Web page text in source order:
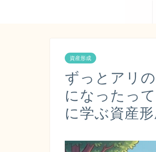
資産形成
ずっとアリ
になったっ
に学ぶ資産